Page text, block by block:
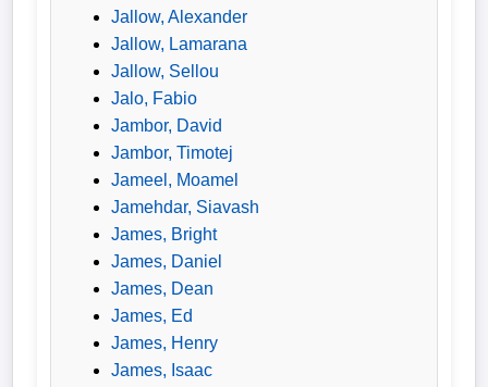
Jallow, Alexander
Jallow, Lamarana
Jallow, Sellou
Jalo, Fabio
Jambor, David
Jambor, Timotej
Jameel, Moamel
Jamehdar, Siavash
James, Bright
James, Daniel
James, Dean
James, Ed
James, Henry
James, Isaac